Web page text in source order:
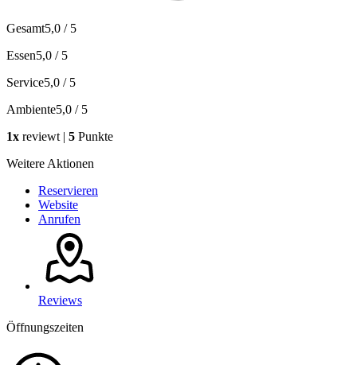
Gesamt5,0 / 5
Essen5,0 / 5
Service5,0 / 5
Ambiente5,0 / 5
1x reviewt | 5 Punkte
Weitere Aktionen
Reservieren
Website
Anrufen
Reviews
Öffnungszeiten